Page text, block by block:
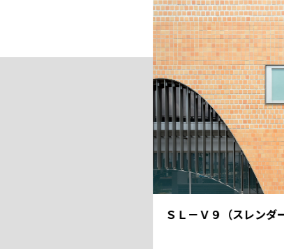
ＳＬ－Ｖ９（スレンダーフラット)